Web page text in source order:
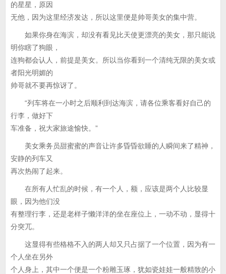
的星星，原因
无他，因为这里经济发达，所以这里便是帅哥美女的集中营。
如果你身在海滨，却没有看见比天使更漂亮的美女，那只能说
明你瞎了狗眼，
连狗都会认人，前提是美女。所以当你看到一个清纯无限的美女或
者阳光明媚的
帅哥就不要再惊讶了。
“列车将在一小时之后顺利到达海滨，请各位乘客看好自己的
行李，做好下
车准备，祝大家旅途愉快。”
美女乘务员甜蜜蜜的声音让许多昏昏欲睡的人瞬间来了精神，
安静的列车又
再次热闹了起来。
在所有人忙乱的时候，有一个人，额，应该是两个人比较显
眼，因为他们没
有整理行李，还是老样子懒洋洋的坐在座位上，一动不动，显得十
分突兀。
这显得有些格格不入的两人却又只占据了一个位置，因为有一
个人坐在另外
个人身上，其中一个便是一个粉雕玉琢，犹如瓷娃娃一般精致的小